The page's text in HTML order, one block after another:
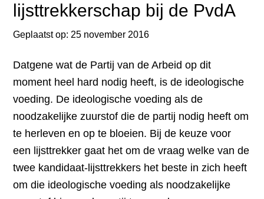
lijsttrekkerschap bij de PvdA
Geplaatst op: 25 november 2016
Datgene wat de Partij van de Arbeid op dit
moment heel hard nodig heeft, is de ideologische
voeding. De ideologische voeding als de
noodzakelijke zuurstof die de partij nodig heeft om
te herleven en op te bloeien. Bij de keuze voor
een lijsttrekker gaat het om de vraag welke van de
twee kandidaat-lijsttrekkers het beste in zich heeft
om die ideologische voeding als noodzakelijke